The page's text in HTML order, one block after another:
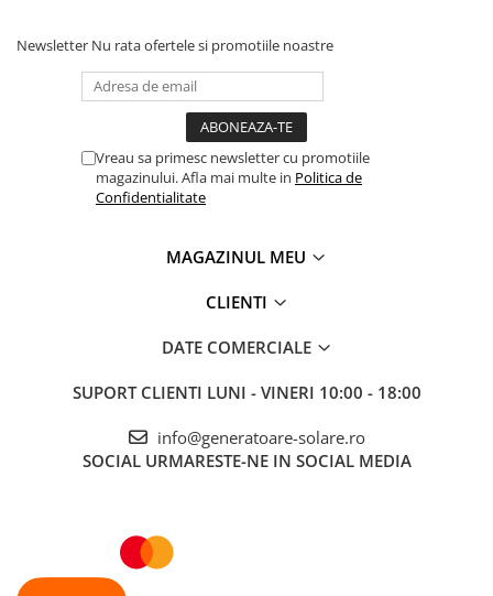
Camere Termice
Newsletter Nu rata ofertele si promotiile noastre
Vreau sa primesc newsletter cu promotiile
magazinului. Afla mai multe in Politica de
Confidentialitate
MAGAZINUL MEU
CLIENTI
DATE COMERCIALE
SUPORT CLIENTI LUNI - VINERI 10:00 - 18:00
info@generatoare-solare.ro
SOCIAL URMARESTE-NE IN SOCIAL MEDIA